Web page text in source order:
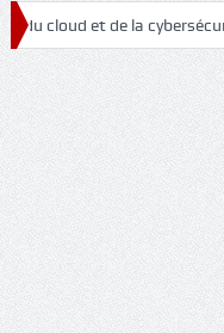
et de la cybersécurité